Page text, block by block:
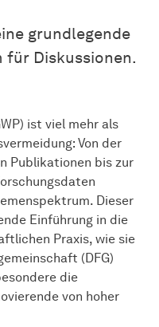
grundlegende
für Diskussionen.
ist viel mehr als
Von der
Publikationen bis zur
Dieser
Einführung in die
Praxis, wie sie
(DFG)
die
von hoher